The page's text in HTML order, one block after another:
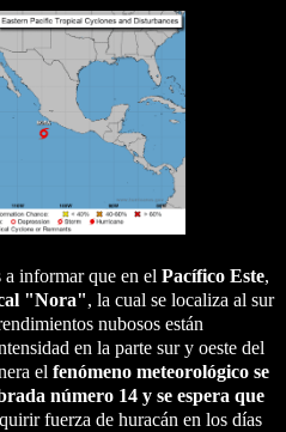
a informar que en el Pacífico Este,
"Nora", la cual se localiza al sur
nubosos están
en la parte sur y oeste del
el fenómeno meteorológico se
número 14 y se espera que
fuerza de huracán en los días